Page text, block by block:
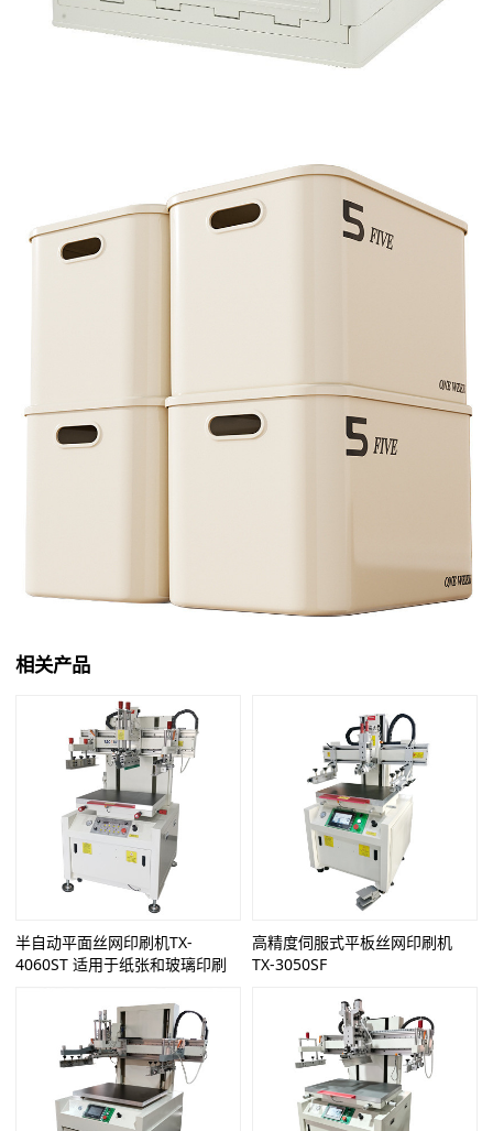
相关产品
半自动平面丝网印刷机TX-
4060ST 适用于纸张和玻璃印刷
高精度伺服式平板丝网印刷机
TX-3050SF